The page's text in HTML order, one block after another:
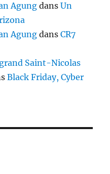
Agung dansUn
Agung dansCR7
Saint-Nicolas
Black Friday, Cyber